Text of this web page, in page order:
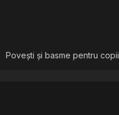
Povești și basme pentru copii